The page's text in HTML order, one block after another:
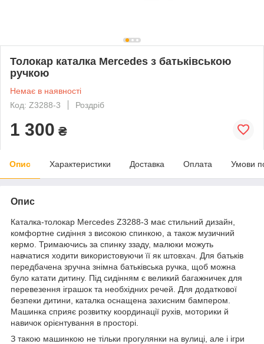
Толокар каталка Mercedes з батьківською
ручкою
Немає в наявності
Код: Z3288-3
Роздріб
1 300 ₴
Опис Характеристики Доставка Оплата Умови
Опис
Каталка-толокар Mercedes Z3288-3 має стильний дизайн,
комфортне сидіння з високою спинкою, а також музичний
кермо. Тримаючись за спинку ззаду, малюки можуть
навчатися ходити використовуючи її як штовхач. Для батьків
передбачена зручна знімна батьківська ручка, щоб можна
було катати дитину. Під сидінням є великий багажничек для
перевезення іграшок та необхідних речей. Для додаткової
безпеки дитини, каталка оснащена захисним бампером.
Машинка сприяє розвитку координації рухів, моторики й
навичок орієнтування в просторі.
З такою машинкою не тільки прогулянки на вулиці, але і ігри